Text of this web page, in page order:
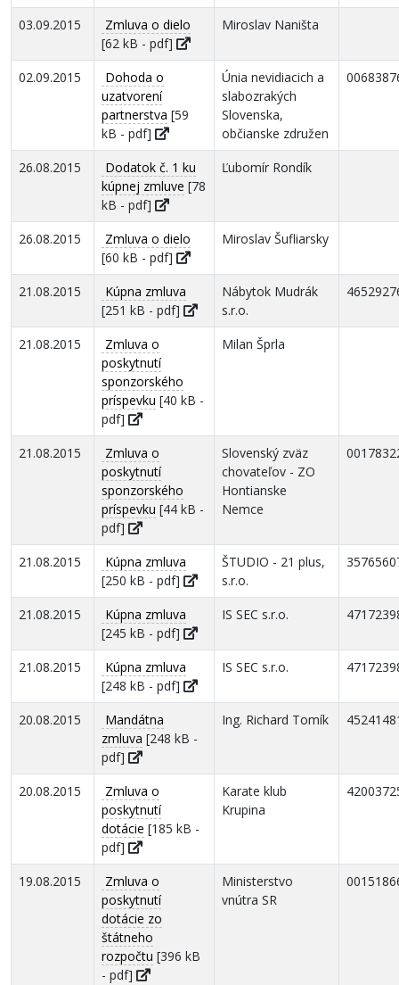
03.09.2015
Zmluva o dielo
[62 kB - pdf]
Miroslav Naništa
02.09.2015
Dohoda o
uzatvorení
partnerstva [59
kB - pdf]
Únia nevidiacich a
slabozrakých
Slovenska,
občianske združen
26.08.2015
Dodatok č. 1 ku
kúpnej zmluve [78
kB - pdf]
Ľubomír Rondík
26.08.2015
Zmluva o dielo
[60 kB - pdf]
Miroslav Šufliarsky
21.08.2015
Kúpna zmluva
[251 kB - pdf]
Nábytok Mudrák
s.r.o.
21.08.2015
Zmluva o
poskytnutí
sponzorského
príspevku [40 kB -
pdf]
Milan Šprla
21.08.2015
Zmluva o
poskytnutí
sponzorského
príspevku [44 kB -
pdf]
Slovenský zväz
chovateľov - ZO
Hontianske
Nemce
21.08.2015
Kúpna zmluva
[250 kB - pdf]
ŠTUDIO - 21 plus,
s.r.o.
21.08.2015
Kúpna zmluva
[245 kB - pdf]
IS SEC s.r.o.
21.08.2015
Kúpna zmluva
[248 kB - pdf]
IS SEC s.r.o.
20.08.2015
Mandátna
zmluva [248 kB -
pdf]
Ing. Richard Tomík
20.08.2015
Zmluva o
poskytnutí
dotácie [185 kB -
pdf]
Karate klub
Krupina
19.08.2015
Zmluva o
poskytnutí
dotácie zo
štátneho
rozpočtu [396 kB
- pdf]
Ministerstvo
vnútra SR